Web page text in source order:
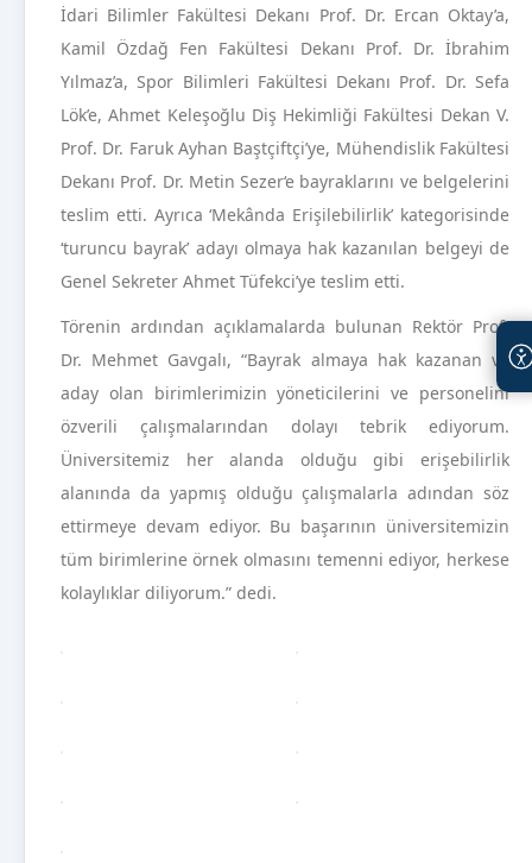
İdari Bilimler Fakültesi Dekanı Prof. Dr. Ercan Oktay’a,
Kamil Özdağ Fen Fakültesi Dekanı Prof. Dr. İbrahim
Yılmaz’a, Spor Bilimleri Fakültesi Dekanı Prof. Dr. Sefa
Lök’e, Ahmet Keleşoğlu Diş Hekimliği Fakültesi Dekan V.
Prof. Dr. Faruk Ayhan Baştçiftçi’ye, Mühendislik Fakültesi
Dekanı Prof. Dr. Metin Sezer‘e bayraklarını ve belgelerini
teslim etti. Ayrıca ‘Mekânda Erişilebilirlik’ kategorisinde
‘turuncu bayrak’ adayı olmaya hak kazanılan belgeyi de
Genel Sekreter Ahmet Tüfekci’ye teslim etti.
Törenin ardından açıklamalarda bulunan Rektör Prof.
Dr. Mehmet Gavgalı, “Bayrak almaya hak kazanan ve
aday olan birimlerimizin yöneticilerini ve personelini
özverili çalışmalarından dolayı tebrik ediyorum.
Üniversitemiz her alanda olduğu gibi erişebilirlik
alanında da yapmış olduğu çalışmalarla adından söz
ettirmeye devam ediyor. Bu başarının üniversitemizin
tüm birimlerine örnek olmasını temenni ediyor, herkese
kolaylıklar diliyorum.” dedi.